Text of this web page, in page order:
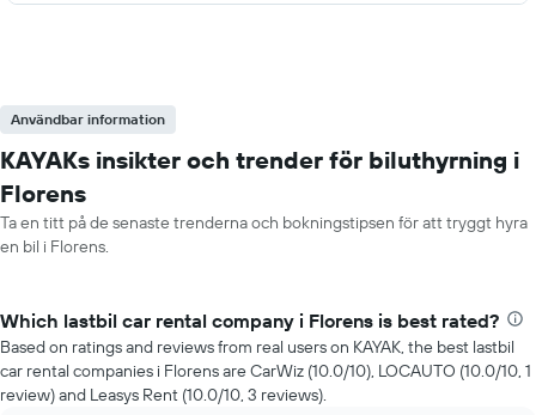
Användbar information
KAYAKs insikter och trender för biluthyrning i
Florens
Ta en titt på de senaste trenderna och bokningstipsen för att tryggt hyra
en bil i Florens.
Which lastbil car rental company i Florens is best rated?
Based on ratings and reviews from real users on KAYAK, the best lastbil
car rental companies i Florens are CarWiz (10.0/10), LOCAUTO (10.0/10, 1
review) and Leasys Rent (10.0/10, 3 reviews).